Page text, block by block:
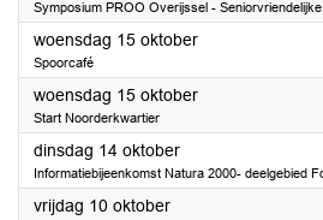
Symposium PROO Overijssel -
woensdag 15 oktober2025
Spoorcafé
woensdag 15 oktober2025
Start Noorderkwartier
dinsdag 14 oktober2025
Informatiebijeenkomst Natura 2000- deelgebied
vrijdag 10 oktober2025